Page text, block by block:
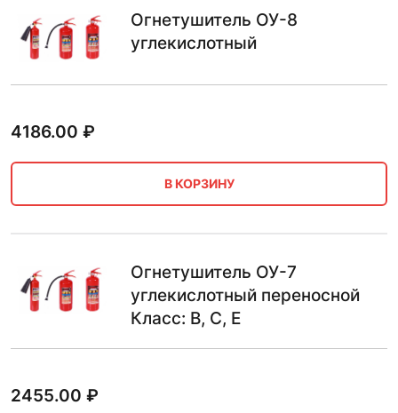
Огнетушитель ОУ-8
углекислотный
4186.00 ₽
В КОРЗИНУ
Огнетушитель ОУ-7
углекислотный переносной
Класс: B, C, E
2455.00 ₽